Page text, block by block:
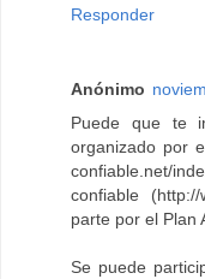
Responder
Anónimo
Puede que te
organizado por
confiable.net/
confiable
parte por el Plan
Se puede